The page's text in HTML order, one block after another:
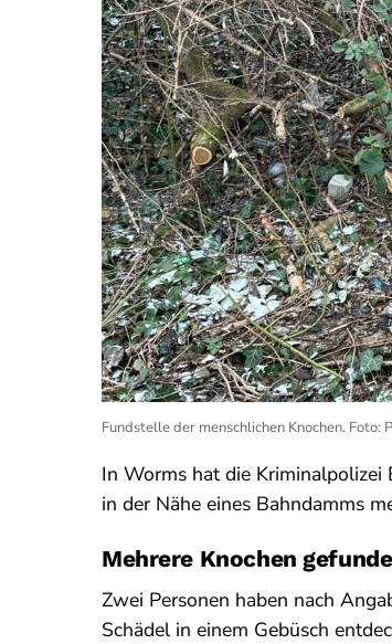
Fundstelle der menschlichen Knochen. Foto:
In Worms hat die
in der Nähe eines Bahndamms
Mehrere Knochen
Zwei Personen haben nach
Schädel in einem Gebüsch